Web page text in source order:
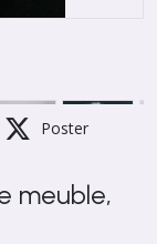
Poster
meuble,